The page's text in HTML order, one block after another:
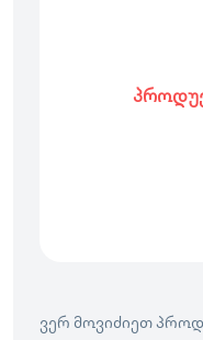
ვერ მოვიძიეთ